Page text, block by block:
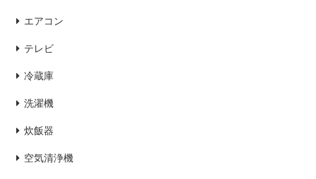
エアコン
テレビ
冷蔵庫
洗濯機
炊飯器
空気清浄機